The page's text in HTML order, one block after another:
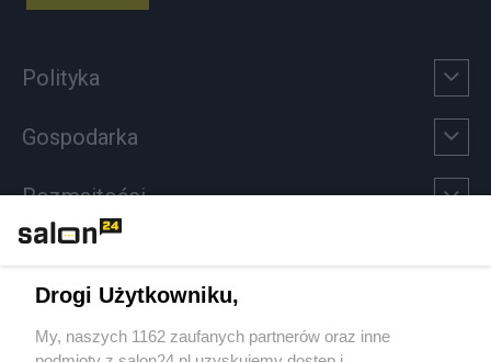
Polityka
Gospodarka
Rozmaitości
Sport
Drogi Użytkowniku,
My, naszych 1162 zaufanych partnerów oraz inne